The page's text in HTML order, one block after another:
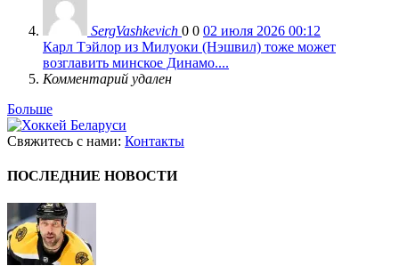
SergVashkevich 0 0 02 июля 2026 00:12
Карл Тэйлор из Милуоки (Нэшвил) тоже может
возглавить минское Динамо....
Комментарий удален
Больше
Свяжитесь с нами: Контакты
ПОСЛЕДНИЕ НОВОСТИ